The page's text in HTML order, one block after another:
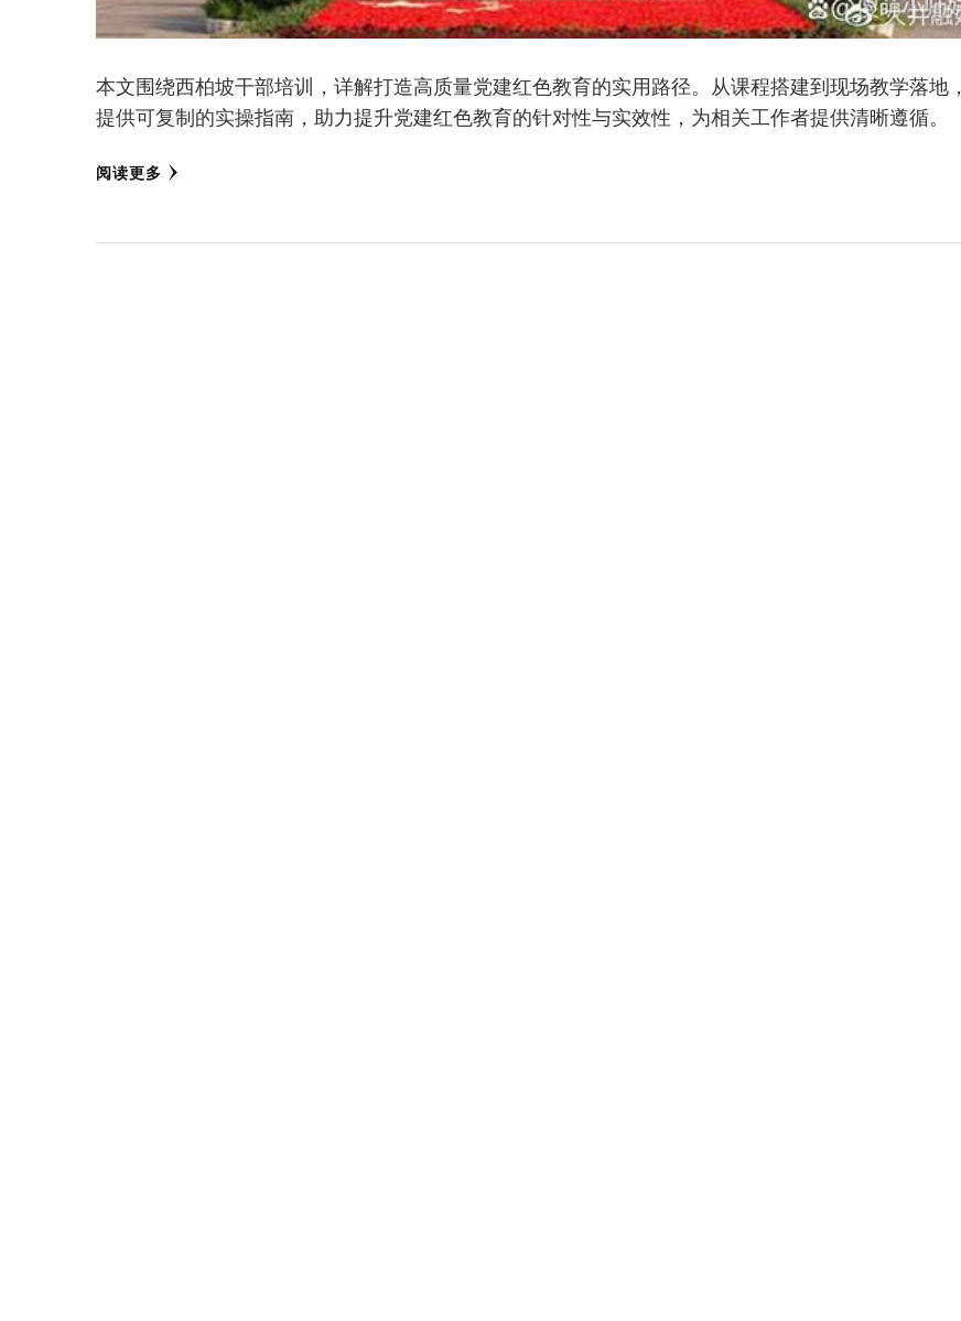
本文围绕西柏坡干部培训，详解打造高质量党建红色教育的实用路径。从课程搭建到现场教学落地，
提供可复制的实操指南，助力提升党建红色教育的针对性与实效性，为相关工作者提供清晰遵循。
阅读更多